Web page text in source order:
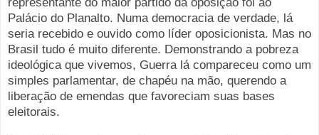
Palácio do Planalto. Numa democracia de verdade, lá
seria recebido e ouvido como líder oposicionista. Mas no
Brasil tudo é muito diferente. Demonstrando a pobreza
ideológica que vivemos, Guerra lá compareceu como um
simples parlamentar, de chapéu na mão, querendo a
liberação de emendas que favoreciam suas bases
eleitorais.